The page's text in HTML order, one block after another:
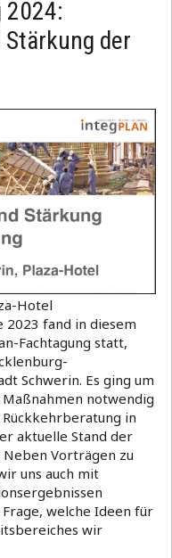
2024:
der
Hotel
2023 fand in diesem
Fachtagung statt,
Schwerin. Es ging um
notwendig
in
aktuelle Stand der
Vorträgen zu
uns auch mit
welche Ideen für
wir